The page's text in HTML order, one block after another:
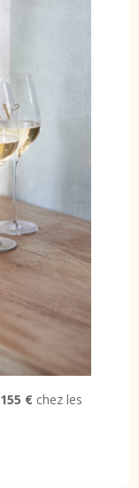
155 € chez les